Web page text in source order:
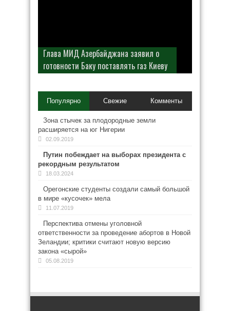
Глава МИД Азербайджана заявил о
готовности Баку поставлять газ Киеву
Популярно Свежие Комменты
Зона стычек за плодородные земли
расширяется на юг Нигерии
02.09.2019
Путин побеждает на выборах президента с
рекордным результатом
18.03.2024
Орегонские студенты создали самый большой
в мире «кусочек» мела
11.07.2019
Перспектива отмены уголовной
ответственности за проведение абортов в Новой
Зеландии; критики считают новую версию
закона «сырой»
05.08.2019